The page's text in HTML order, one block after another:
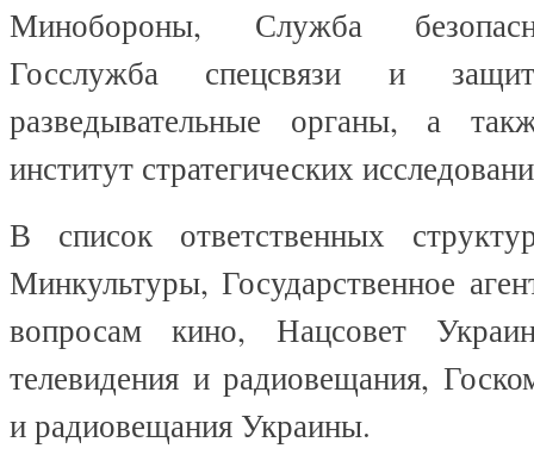
Минобороны, Служба
Госслужба спецсвязи и
разведывательные органы, а
институт стратегических
В список ответственных
Минкультуры, Государственное
вопросам кино, Нацсовет
телевидения и радиовещания,
и радиовещания Украины.